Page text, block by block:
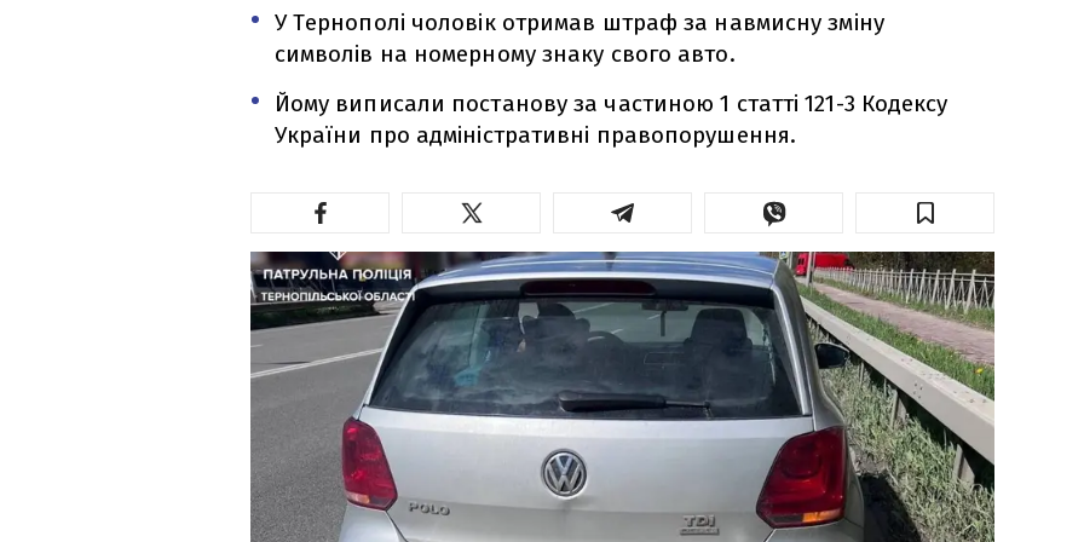
У Тернополі чоловік отримав штраф за навмисну зміну
символів на номерному знаку свого авто.
Йому виписали постанову за частиною 1 статті 121-3 Кодексу
України про адміністративні правопорушення.